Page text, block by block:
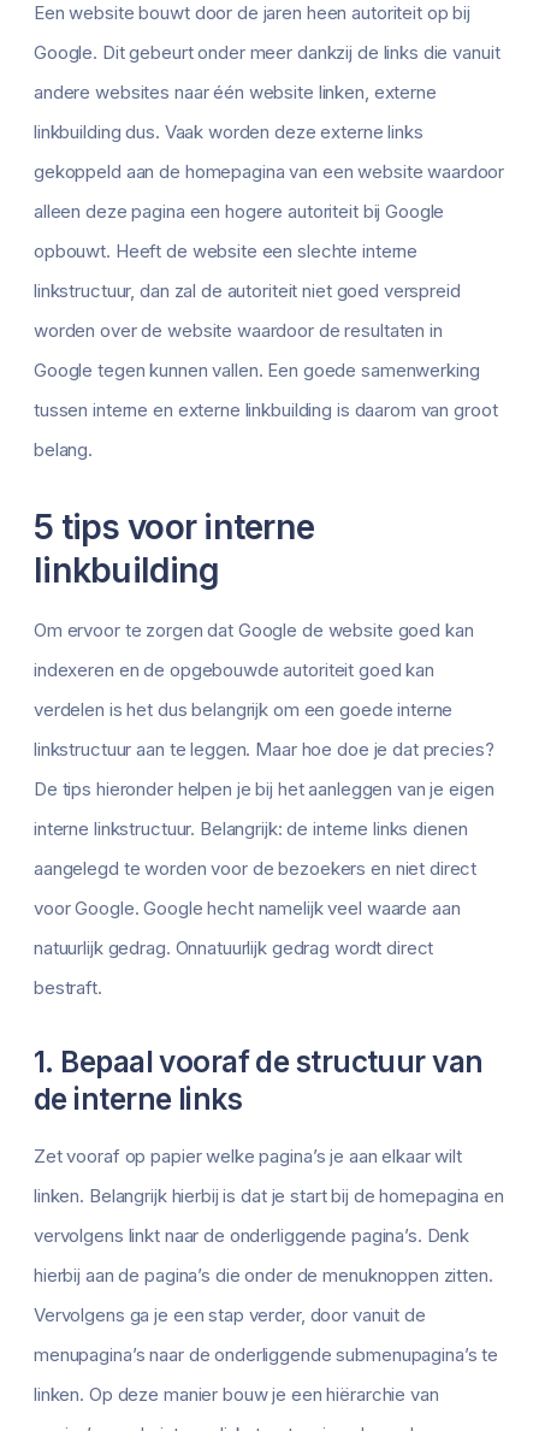
Een website bouwt door de jaren heen autoriteit op bij
Google. Dit gebeurt onder meer dankzij de links die vanuit
andere websites naar één website linken, externe
linkbuilding dus. Vaak worden deze externe links
gekoppeld aan de homepagina van een website waardoor
alleen deze pagina een hogere autoriteit bij Google
opbouwt. Heeft de website een slechte interne
linkstructuur, dan zal de autoriteit niet goed verspreid
worden over de website waardoor de resultaten in
Google tegen kunnen vallen. Een goede samenwerking
tussen interne en externe linkbuilding is daarom van groot
belang.
5 tips voor interne
linkbuilding
Om ervoor te zorgen dat Google de website goed kan
indexeren en de opgebouwde autoriteit goed kan
verdelen is het dus belangrijk om een goede interne
linkstructuur aan te leggen. Maar hoe doe je dat precies?
De tips hieronder helpen je bij het aanleggen van je eigen
interne linkstructuur. Belangrijk: de interne links dienen
aangelegd te worden voor de bezoekers en niet direct
voor Google. Google hecht namelijk veel waarde aan
natuurlijk gedrag. Onnatuurlijk gedrag wordt direct
bestraft.
1. Bepaal vooraf de structuur van
de interne links
Zet vooraf op papier welke pagina’s je aan elkaar wilt
linken. Belangrijk hierbij is dat je start bij de homepagina en
vervolgens linkt naar de onderliggende pagina’s. Denk
hierbij aan de pagina’s die onder de menuknoppen zitten.
Vervolgens ga je een stap verder, door vanuit de
menupagina’s naar de onderliggende submenupagina’s te
linken. Op deze manier bouw je een hiërarchie van